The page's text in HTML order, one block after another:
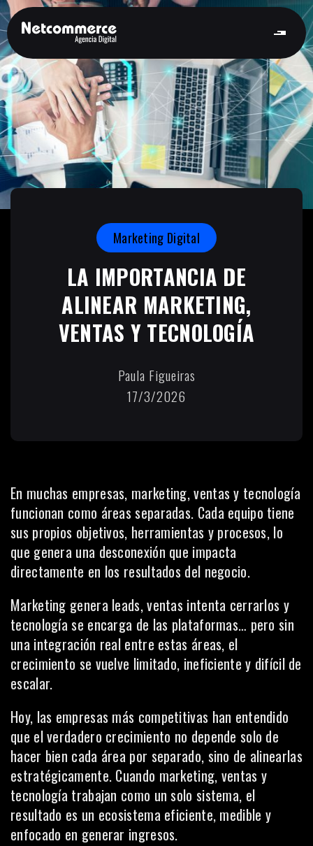
Marketing Digital
LA IMPORTANCIA DE
ALINEAR MARKETING,
VENTAS Y TECNOLOGÍA
Paula Figueiras
17/3/2026
En muchas empresas, marketing, ventas y tecnología
funcionan como áreas separadas. Cada equipo tiene
sus propios objetivos, herramientas y procesos, lo
que genera una desconexión que impacta
directamente en los resultados del negocio.
Marketing genera leads, ventas intenta cerrarlos y
tecnología se encarga de las plataformas… pero sin
una integración real entre estas áreas, el
crecimiento se vuelve limitado, ineficiente y difícil de
escalar.
Hoy, las empresas más competitivas han entendido
que el verdadero crecimiento no depende solo de
hacer bien cada área por separado, sino de alinearlas
estratégicamente. Cuando marketing, ventas y
tecnología trabajan como un solo sistema, el
resultado es un ecosistema eficiente, medible y
enfocado en generar ingresos.